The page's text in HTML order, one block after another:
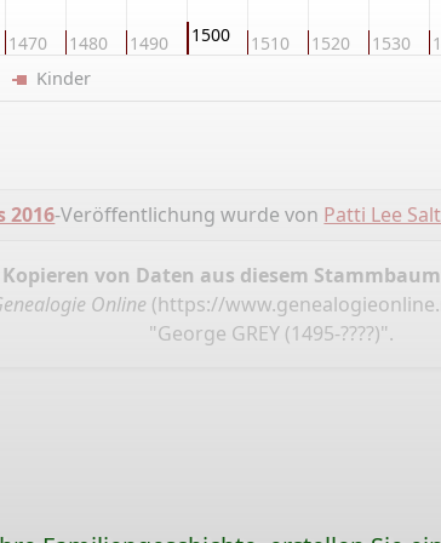
1470 1480 1490 1500 1510 1520 1530
Kinder
2016-Veröffentlichung wurde von Patti Lee
Kopieren von Daten aus diesem
Online (https://
"George GREY (1495-????)".